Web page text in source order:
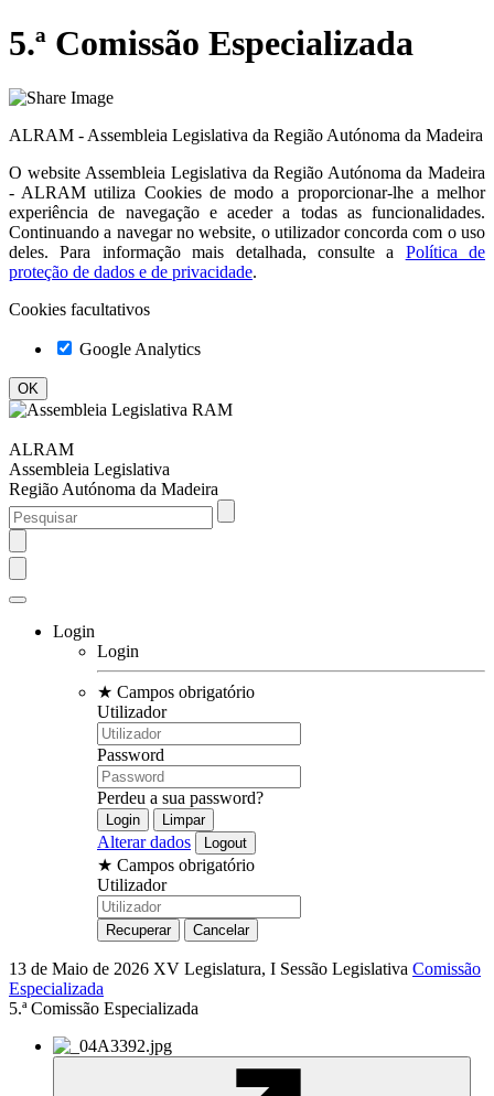
5.ª Comissão Especializada
ALRAM - Assembleia Legislativa da Região Autónoma da Madeira
O website Assembleia Legislativa da Região Autónoma da Madeira
- ALRAM utiliza Cookies de modo a proporcionar-lhe a melhor
experiência de navegação e aceder a todas as funcionalidades.
Continuando a navegar no website, o utilizador concorda com o uso
deles. Para informação mais detalhada, consulte a
Política de
proteção de dados e de privacidade.
Cookies facultativos
Google Analytics
ALRAM
Assembleia Legislativa
Região Autónoma da Madeira
Login
Login
★ Campos obrigatório
Utilizador
Password
Perdeu a sua password?
Alterar dados
★ Campos obrigatório
Utilizador
13 de Maio de 2026 XV Legislatura, I Sessão Legislativa Comissão
Especializada
5.ª Comissão Especializada